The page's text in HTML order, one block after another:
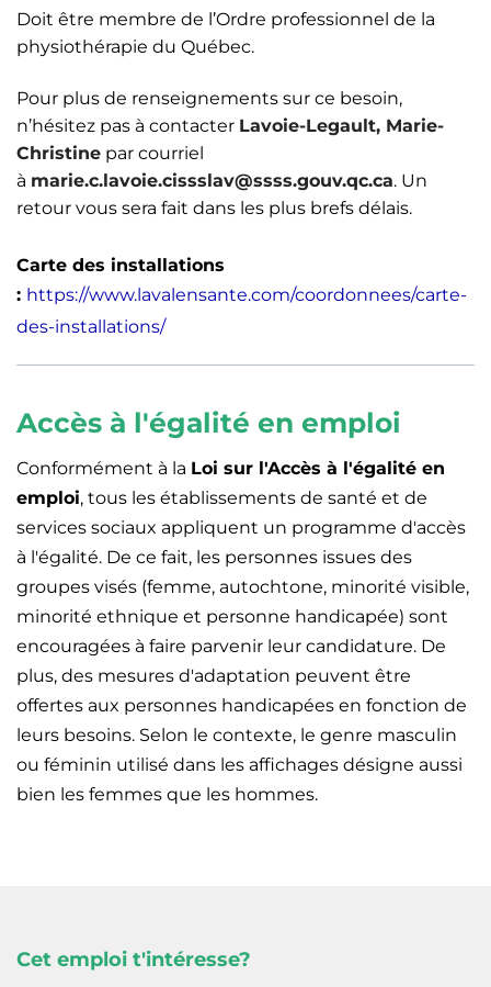
Doit être membre de l’Ordre professionnel de la
physiothérapie du Québec.
Pour plus de renseignements sur ce besoin,
n’hésitez pas à contacter Lavoie-Legault, Marie-
Christine par courriel
à marie.c.lavoie.cissslav@ssss.gouv.qc.ca. Un
retour vous sera fait dans les plus brefs délais.
Carte des installations
: https://www.lavalensante.com/coordonnees/carte-
des-installations/
Accès à l'égalité en emploi
Conformément à la Loi sur l'Accès à l'égalité en
emploi, tous les établissements de santé et de
services sociaux appliquent un programme d'accès
à l'égalité. De ce fait, les personnes issues des
groupes visés (femme, autochtone, minorité visible,
minorité ethnique et personne handicapée) sont
encouragées à faire parvenir leur candidature. De
plus, des mesures d'adaptation peuvent être
offertes aux personnes handicapées en fonction de
leurs besoins. Selon le contexte, le genre masculin
ou féminin utilisé dans les affichages désigne aussi
bien les femmes que les hommes.
Cet emploi t'intéresse?